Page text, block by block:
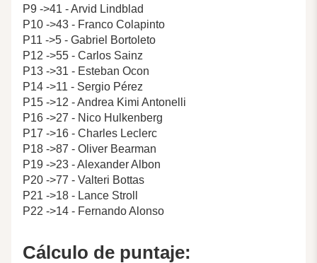
P9 ->41 - Arvid Lindblad
P10 ->43 - Franco Colapinto
P11 ->5 - Gabriel Bortoleto
P12 ->55 - Carlos Sainz
P13 ->31 - Esteban Ocon
P14 ->11 - Sergio Pérez
P15 ->12 - Andrea Kimi Antonelli
P16 ->27 - Nico Hulkenberg
P17 ->16 - Charles Leclerc
P18 ->87 - Oliver Bearman
P19 ->23 - Alexander Albon
P20 ->77 - Valteri Bottas
P21 ->18 - Lance Stroll
P22 ->14 - Fernando Alonso
Cálculo de puntaje: